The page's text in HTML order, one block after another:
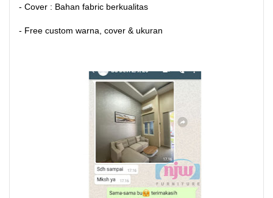
- Cover : Bahan fabric berkualitas
- Free custom warna, cover & ukuran